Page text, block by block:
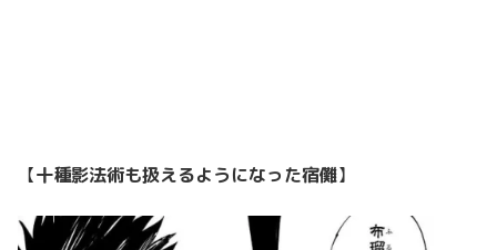
【十種影法術も扱えるようになった宿儺】